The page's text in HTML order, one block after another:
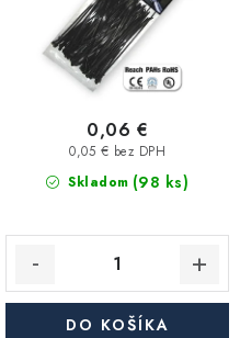
Skladom (98 ks)
0,05 € bez DPH
0,06 €
DO KOŠÍKA